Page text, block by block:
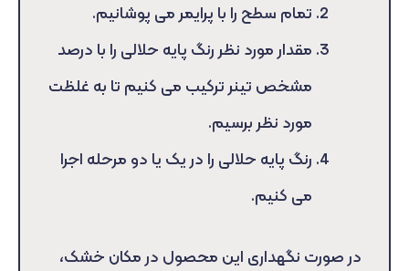
تمام سطح را با پرایمر می پوشانیم.
مقدار مورد نظر رنگ پایه حلالی را با درصد
مشخص تینر ترکیب می کنیم تا به غلظت
مورد نظر برسیم.
رنگ پایه حلالی را در یک یا دو مرحله اجرا
می کنیم.
در صورت نگهداری این محصول در مکان خشک،